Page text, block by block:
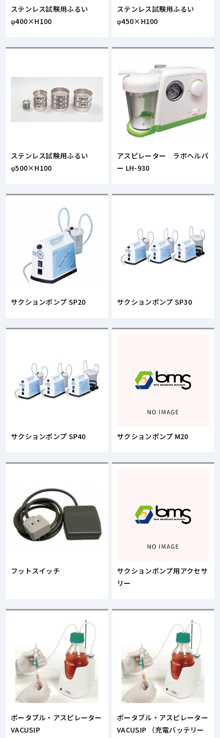
ステンレス試験用ふるい
φ400×H100
ステンレス試験用ふるい
φ450×H100
ステンレス試験用ふるい
φ500×H100
アスピレーター ラボヘルパ
ー LH-930
サクションポンプ SP20 サクションポンプ SP30
サクションポンプ SP40 サクションポンプ M20
フットスイッチ
サクションポンプ用アクセサ
リー
ポータブル・アスピレーター
VACUSIP
ポータブル・アスピレーター
VACUSIP （充電バッテリー